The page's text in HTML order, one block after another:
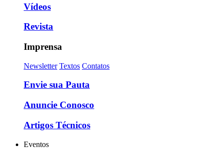
Vídeos
Revista
Imprensa
Newsletter Textos Contatos
Envie sua Pauta
Anuncie Conosco
Artigos Técnicos
Eventos